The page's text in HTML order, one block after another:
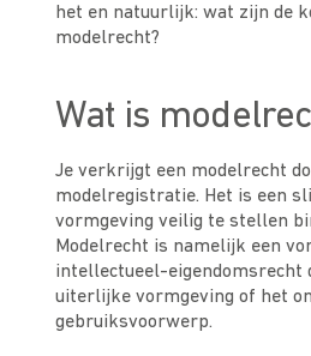
het en natuurlijk: wat zijn de
modelrecht?
Wat is
Je verkrijgt een modelrecht
modelregistratie. Het is een
vormgeving veilig te stellen
Modelrecht is namelijk een
intellectueel-eigendomsrecht
uiterlijke vormgeving of het
gebruiksvoorwerp.